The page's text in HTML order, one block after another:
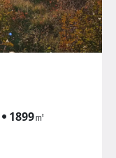
1899㎡